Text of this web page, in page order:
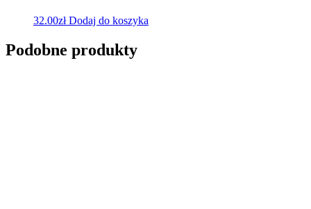
32.00zł Dodaj do koszyka
Podobne produkty